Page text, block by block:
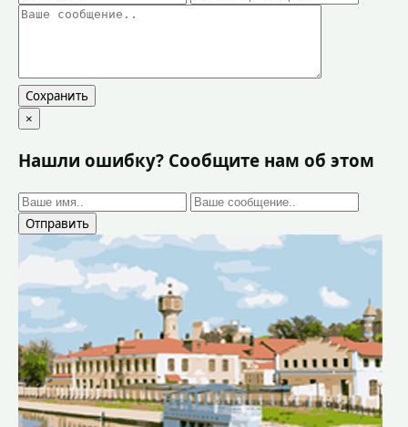
Сохранить
×
Нашли ошибку? Сообщите нам об этом
Отправить